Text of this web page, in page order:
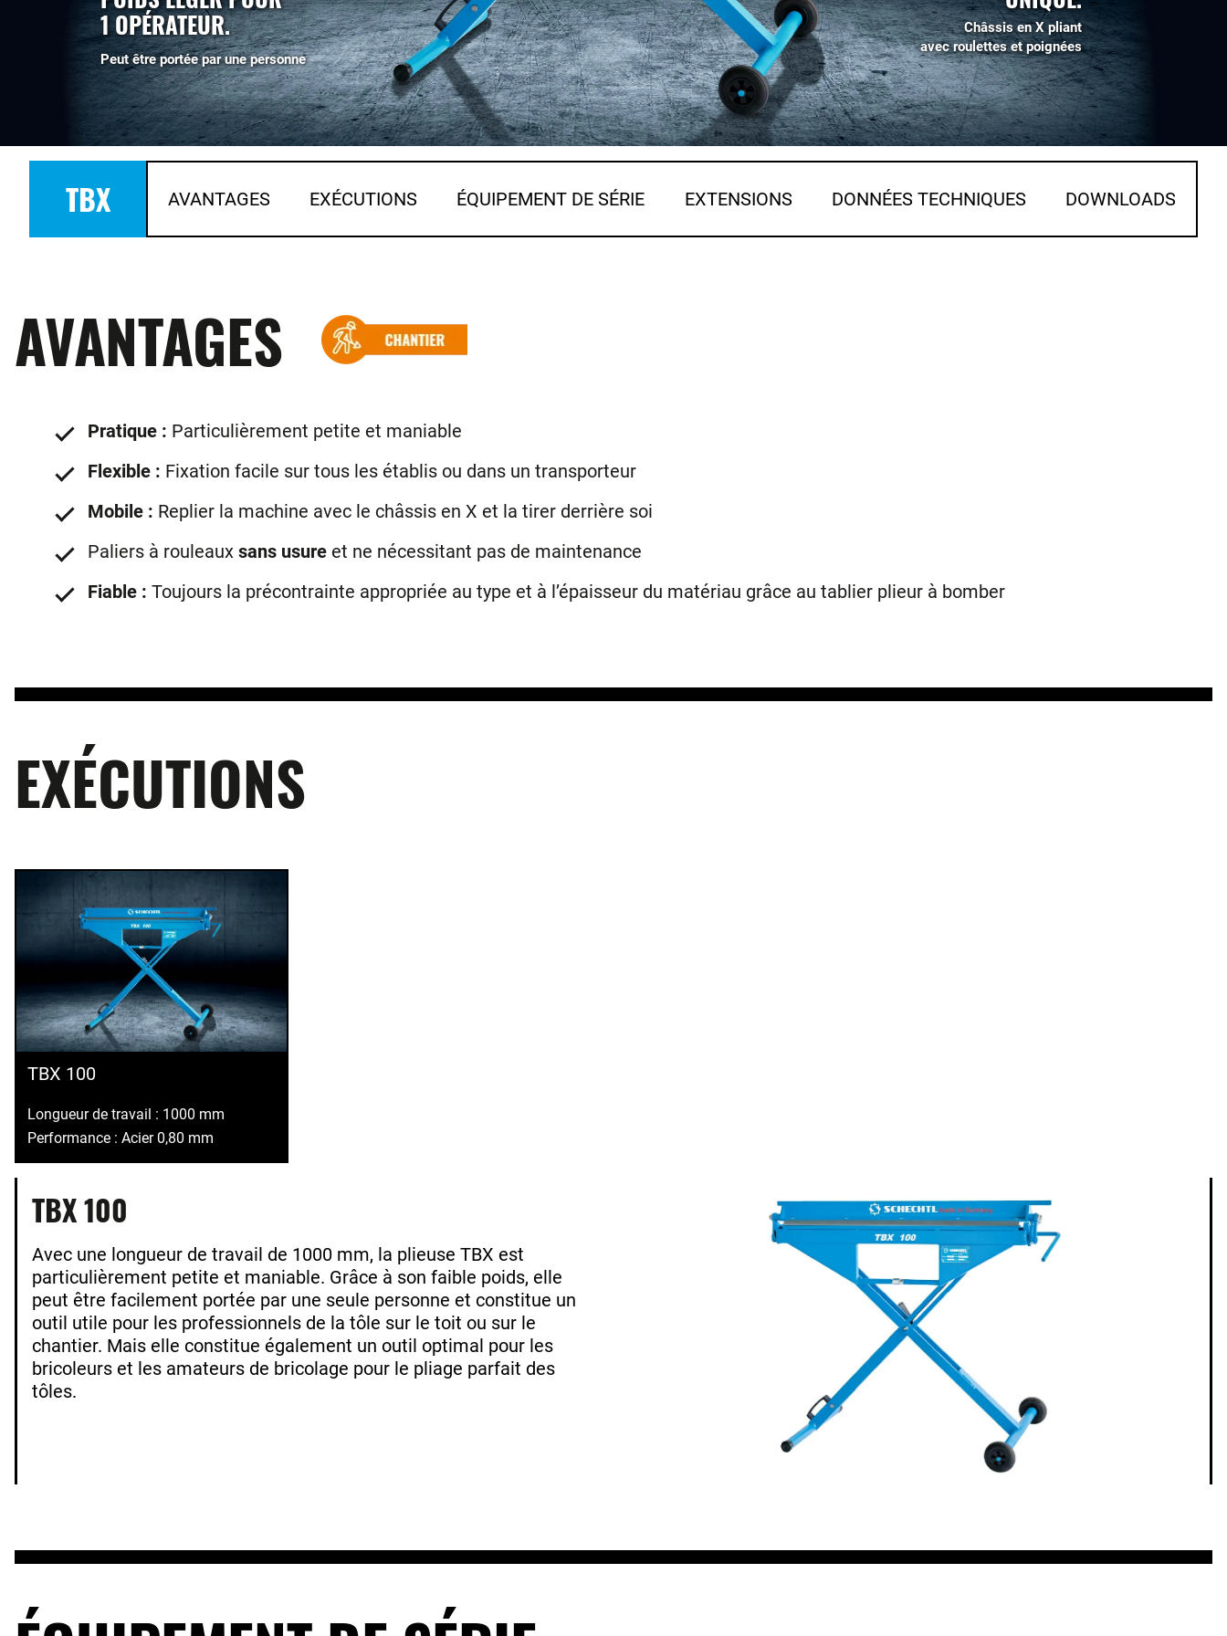
1 OPÉRATEUR.
Peut être portée par une personne
Châssis en X pliant
avec roulettes et poignées
TBX AVANTAGES EXÉCUTIONS ÉQUIPEMENT DE SÉRIE EXTENSIONS DONNÉES TECHNIQUES DOWNLOADS
AVANTAGES
Pratique : Particulièrement petite et maniable
Flexible : Fixation facile sur tous les établis ou dans un transporteur
Mobile : Replier la machine avec le châssis en X et la tirer derrière soi
Paliers à rouleaux sans usure et ne nécessitant pas de maintenance
Fiable : Toujours la précontrainte appropriée au type et à l’épaisseur du matériau grâce au tablier plieur à bomber
EXÉCUTIONS
TBX 100
Longueur de travail : 1000 mm
Performance : Acier 0,80 mm
TBX 100
Avec une longueur de travail de 1000 mm, la plieuse TBX est
particulièrement petite et maniable. Grâce à son faible poids, elle
peut être facilement portée par une seule personne et constitue un
outil utile pour les professionnels de la tôle sur le toit ou sur le
chantier. Mais elle constitue également un outil optimal pour les
bricoleurs et les amateurs de bricolage pour le pliage parfait des
tôles.